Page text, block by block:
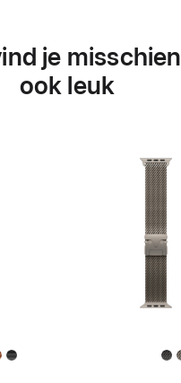
je misschien
ook leuk